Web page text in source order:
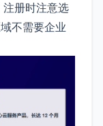
注册时注意选
不需要企业